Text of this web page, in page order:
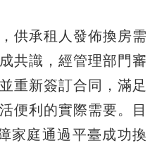
承租人發佈換房需
共識，經管理部門審
重新簽訂合同，滿足
便利的實際需要。目
家庭通過平臺成功換